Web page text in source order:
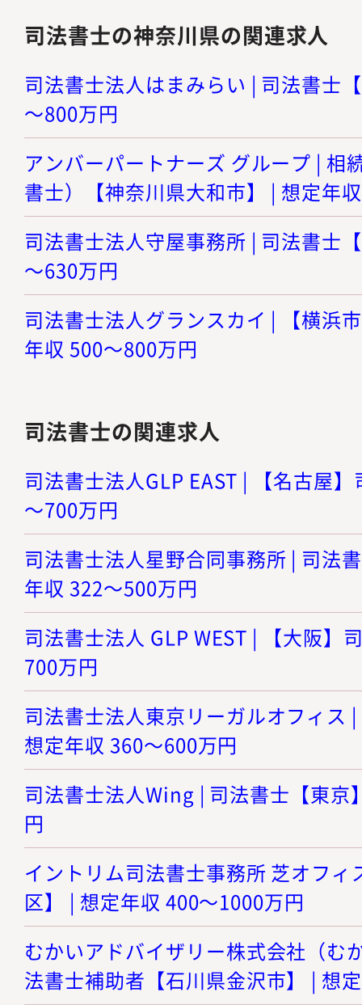
司法書士の神奈川県の関連求人
司法書士法人はまみらい | 司法書士
～800万円
アンバーパートナーズ グループ | 相
書士）【神奈川県大和市】 | 想定年
司法書士法人守屋事務所 | 司法書士
～630万円
司法書士法人グランスカイ | 【横浜
年収 500～800万円
司法書士の関連求人
司法書士法人GLP EAST | 【名古屋
～700万円
司法書士法人星野合同事務所 | 司法
年収 322～500万円
司法書士法人 GLP WEST | 【大阪】
700万円
司法書士法人東京リーガルオフィス
想定年収 360～600万円
司法書士法人Wing | 司法書士【東京
円
イントリム司法書士事務所 芝オフ
区】 | 想定年収 400～1000万円
むかいアドバイザリー株式会社（む
法書士補助者【石川県金沢市】 | 想